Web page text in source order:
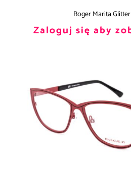
Roger Marita
Zaloguj się aby